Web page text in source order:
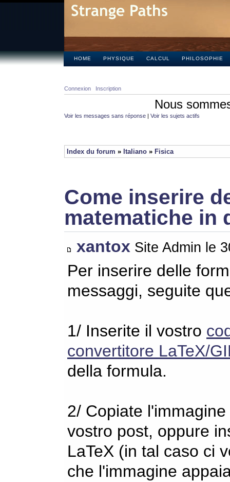
HOME PHYSIQUE CALCUL PHILOSOPHIE
Connexion Inscription
Nous
Voir les messages sans réponse | Voir les sujets actifs
Index du forum » Italiano » Fisica
Come inserire
matematiche in
xantox Site Admin le
Per inserire delle
messaggi, seguite
1/ Inserite il vostro
convertitore LaTeX/
della formula.
2/ Copiate
vostro post, oppure
LaTeX (in tal caso ci
che l'immagine